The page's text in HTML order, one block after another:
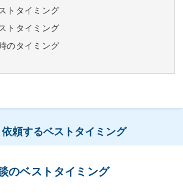
トタイミング
トタイミング
のタイミング
頼するベストタイミング
のベストタイミング